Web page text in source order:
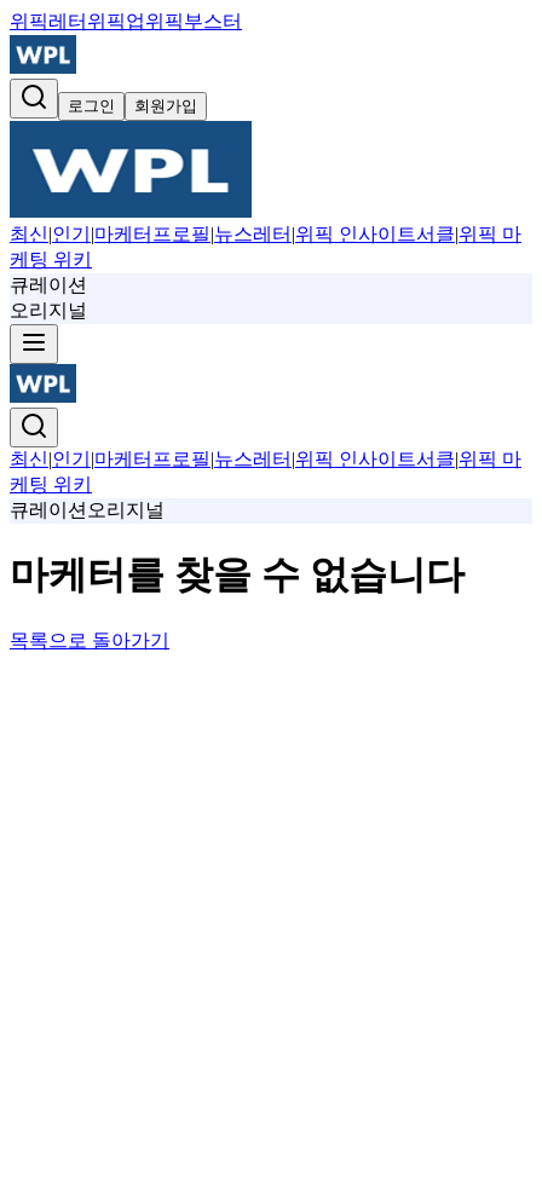
위픽레터 위픽업위픽부스터
로그인 회원가입
최신|인기 |마케터프로필|뉴스레터 |위픽 인사이트서클|위픽 마
케팅 위키
큐레이션
오리지널
최신|인기 |마케터프로필|뉴스레터 |위픽 인사이트서클|위픽 마
케팅 위키
큐레이션 오리지널
마케터를 찾을 수 없습니다
목록으로 돌아가기